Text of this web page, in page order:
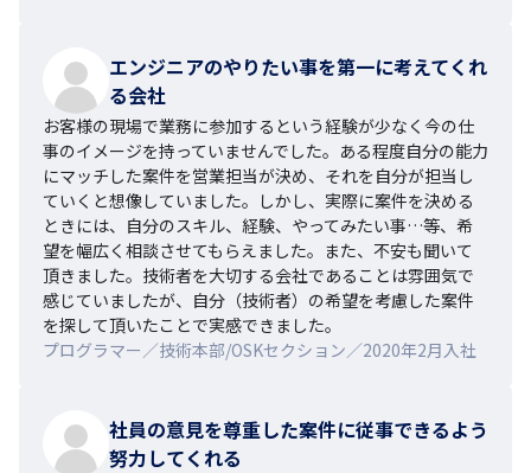
エンジニアのやりたい事を第一に考えてくれ
る会社
お客様の現場で業務に参加するという経験が少なく今の仕
事のイメージを持っていませんでした。ある程度自分の能力
にマッチした案件を営業担当が決め、それを自分が担当し
ていくと想像していました。しかし、実際に案件を決める
ときには、自分のスキル、経験、やってみたい事…等、希
望を幅広く相談させてもらえました。また、不安も聞いて
頂きました。技術者を大切する会社であることは雰囲気で
感じていましたが、自分（技術者）の希望を考慮した案件
を探して頂いたことで実感できました。
プログラマー／技術本部/OSKセクション／2020年2月入社
社員の意見を尊重した案件に従事できるよう
努力してくれる